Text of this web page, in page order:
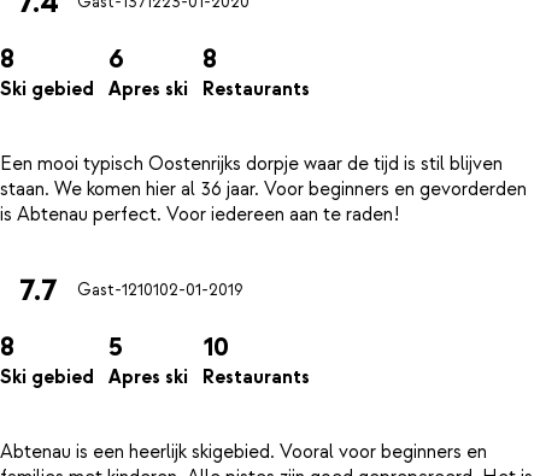
8
Ski gebied
6
Apres ski
8
Restaurants
Een mooi typisch Oostenrijks dorpje waar de tijd is stil blijven
staan. We komen hier al 36 jaar. Voor beginners en gevorderden
7.7 Gast-1210102-01-2019
8
Ski gebied
5
Apres ski
10
Restaurants
Abtenau is een heerlijk skigebied. Vooral voor beginners en